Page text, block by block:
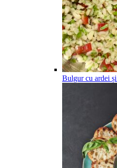
Bulgur cu ardei